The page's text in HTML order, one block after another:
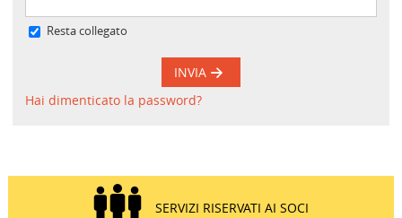
Resta collegato
INVIA
Hai dimenticato la password?
SERVIZI RISERVATI AI SOCI